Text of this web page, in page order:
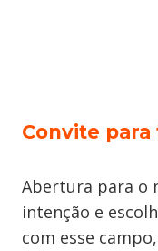
Convite
Abertura para o
intenção e
com esse